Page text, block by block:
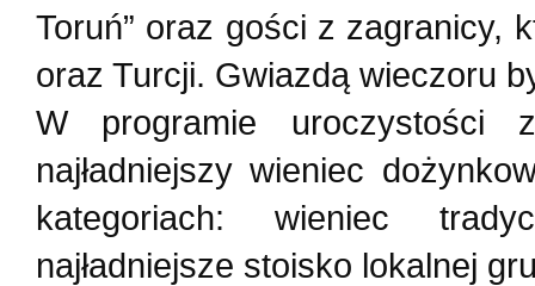
Toruń” oraz gości z zagranicy,
oraz Turcji. Gwiazdą wieczoru
W programie uroczystości
najładniejszy wieniec
kategoriach: wieniec
najładniejsze stoisko lokalnej